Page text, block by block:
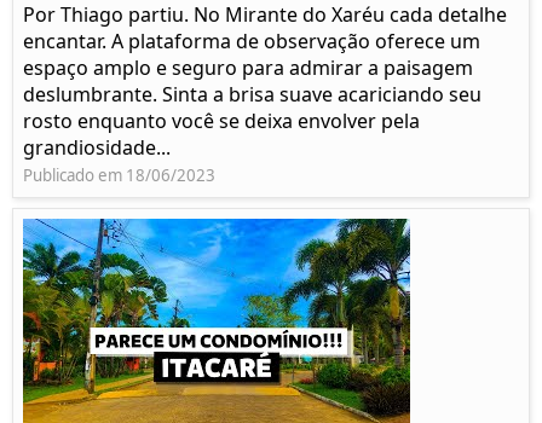
Por Thiago partiu. No Mirante do Xaréu cada detalhe
encantar. A plataforma de observação oferece um
espaço amplo e seguro para admirar a paisagem
deslumbrante. Sinta a brisa suave acariciando seu
rosto enquanto você se deixa envolver pela
grandiosidade...
Publicado em 18/06/2023